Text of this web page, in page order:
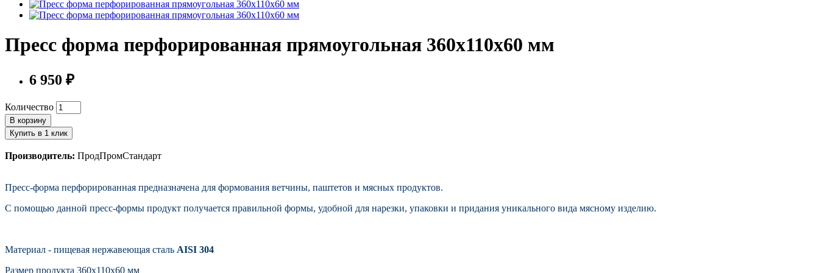
Пресс форма перфорированная прямоугольная 360х110х60 мм
6 950 ₽
Количество
В корзину
Купить в 1 клик
Производитель: ПродПромСтандарт
Пресс-форма перфорированная предназначена для формования ветчины, паштетов и мясных продуктов.
С помощью данной пресс-формы продукт получается правильной формы, удобной для нарезки, упаковки и придания уникального вида мясному изделию.
Материал - пищевая нержавеющая сталь AISI 304
Размер продукта 360х110х60 мм